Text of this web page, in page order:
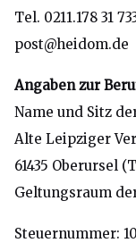
Tel. 0211.178 31
post@heidom.de
Angaben zur
Name und Sitz
Alte Leipziger
61435 Oberursel
Geltungsraum
Steuernummer: